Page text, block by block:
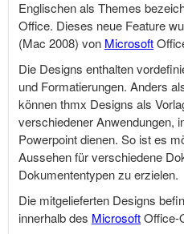
Englischen als Themes
Office. Dieses neue Feature
(Mac 2008) von Microsoft
Die Designs enthalten
und Formatierungen. Anders
können thmx Designs als
verschiedener Anwendungen,
Powerpoint dienen. So ist es
Aussehen für verschiedene
Dokumententypen zu erzielen.
Die mitgelieferten Designs
innerhalb des MicrosoftOffice-